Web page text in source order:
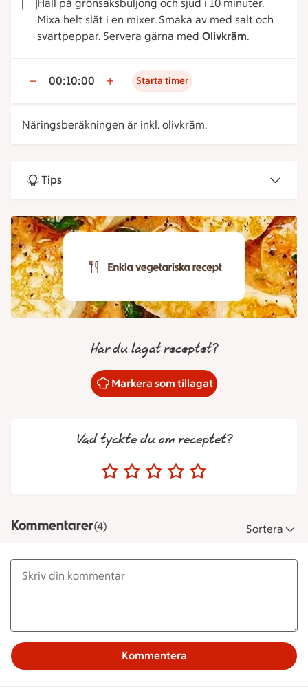
Häll på grönsaksbuljong och sjud i 10 minuter.
Mixa helt slät i en mixer. Smaka av med salt och
svartpeppar. Servera gärna med Olivkräm.
00:10:00 Starta timer
Näringsberäkningen är inkl. olivkräm.
Tips
Har du lagat receptet?
Markera som tillagat
Vad tyckte du om receptet?
Kommentarer(4) Sortera
Kommentera